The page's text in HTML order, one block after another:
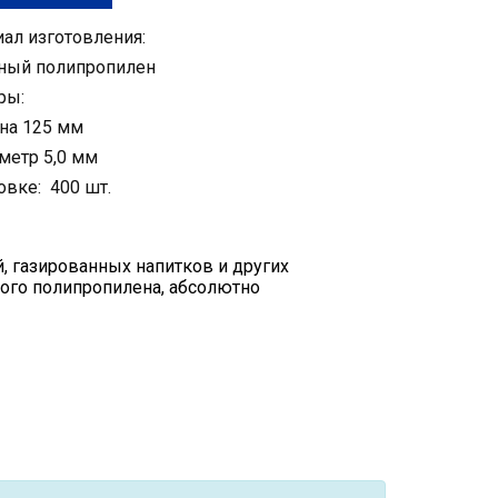
изготовления:
полипропилен
125 мм
5,0 мм
400 шт.
газированных напитков и других
полипропилена, абсолютно